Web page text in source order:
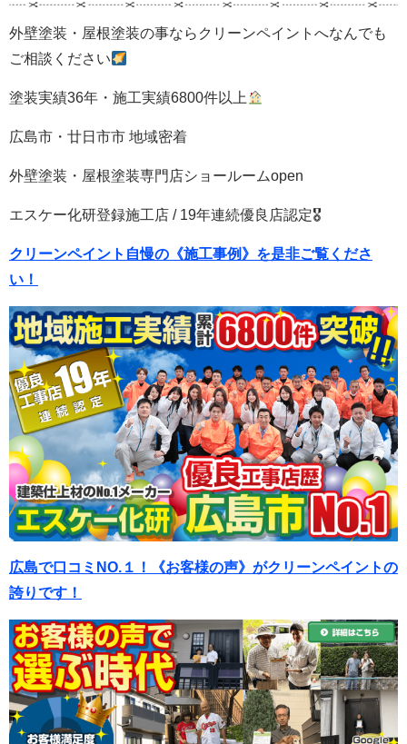
外壁塗装・屋根塗装の事ならクリーンペイントへなんでも
ご相談ください
塗装実績36年・施工実績6800件以上
広島市・廿日市市 地域密着
外壁塗装・屋根塗装専門店ショールームopen
エスケー化研登録施工店 / 19年連続優良店認定🎖
クリーンペイント自慢の《施工事例》を是非ご覧くださ
い！
広島で口コミNO.１！《お客様の声》がクリーンペイントの
誇りです！